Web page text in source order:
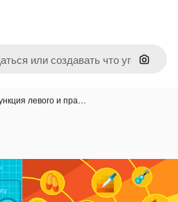
Поиск
левого и пра…